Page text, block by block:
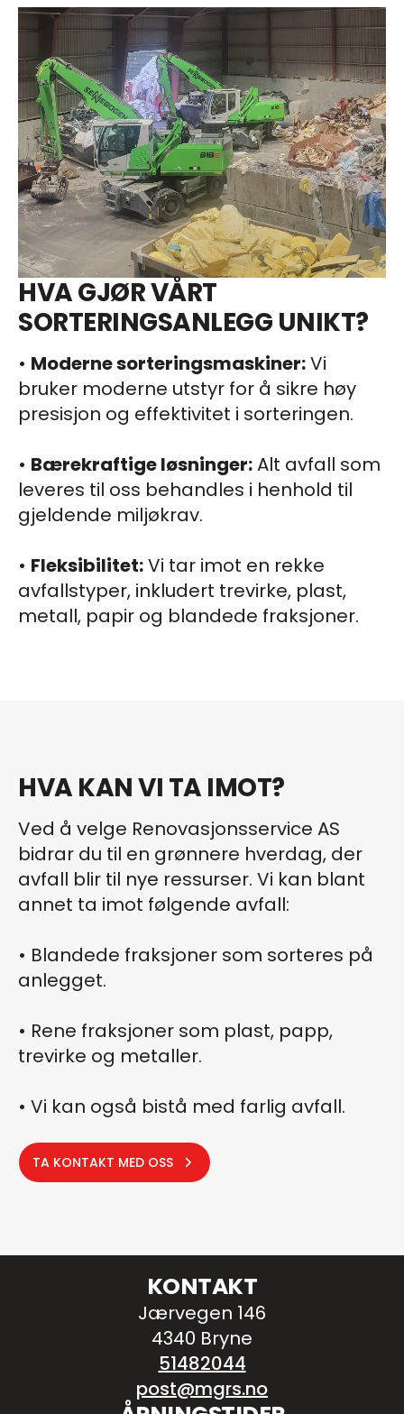
HVA GJØR VÅRT
SORTERINGSANLEGG UNIKT?
• Moderne sorteringsmaskiner:Vi
bruker moderne utstyr for å sikre høy
presisjon og effektivitet i sorteringen.
• Bærekraftige løsninger:Alt avfall som
leveres til oss behandles i henhold til
gjeldende miljøkrav.
• Fleksibilitet:Vi tar imot en rekke
avfallstyper, inkludert trevirke, plast,
metall, papir og blandede fraksjoner.
HVA KAN VI TA IMOT?
Ved å velge Renovasjonsservice AS
bidrar du til en grønnere hverdag, der
avfall blir til nye ressurser. Vi kan blant
annet ta imot følgende avfall:
• Blandede fraksjoner som sorteres på
anlegget.
• Rene fraksjoner som plast, papp,
trevirke og metaller.
• Vi kan også bistå med farlig avfall.
TA KONTAKT MED OSS
KONTAKT
Jærvegen 146
4340 Bryne
51482044
post@mgrs.no